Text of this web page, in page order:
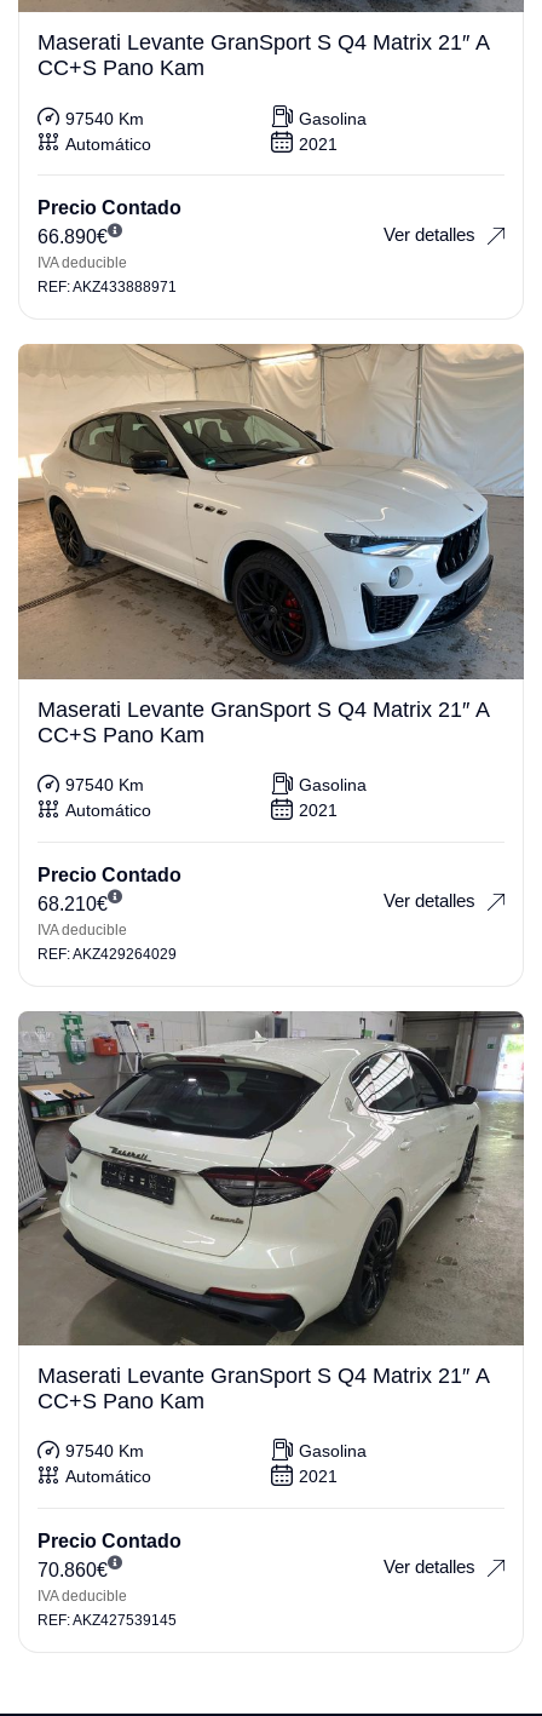
Maserati Levante GranSport S Q4 Matrix 21″ A
CC+S Pano Kam
97540 Km
Gasolina
Automático
2021
Precio Contado
66.890€
IVA deducible
Ver detalles
REF: AKZ433888971
Maserati Levante GranSport S Q4 Matrix 21″ A
CC+S Pano Kam
97540 Km
Gasolina
Automático
2021
Precio Contado
68.210€
IVA deducible
Ver detalles
REF: AKZ429264029
Maserati Levante GranSport S Q4 Matrix 21″ A
CC+S Pano Kam
97540 Km
Gasolina
Automático
2021
Precio Contado
70.860€
IVA deducible
Ver detalles
REF: AKZ427539145